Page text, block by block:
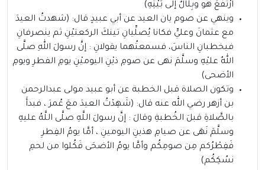
ارْتَفَعَ هو وبِلَالٌ إلى بَيْتِهِ)
وينهي عن صوم يان العيد عن أبي عبيدٍ قال: (شهدتُ العيدَ
مع عثمانَ وعليٍّ فكانا يُصلِّيانِ تينكَ الركعتيْنِ ثم ينصرفانِ
فيخطبانِ الناسَ، فسمعتُهما يقولانِ : إنَّ رسولَ اللهِ صلَّى
اللهُ عليْهِ وسلَّمَ نهى عن صومِ ذيْنِ اليوميْنِ يومِ الفطرِ ويومِ
الأضحى)
وتكون الصلاة قبل الخطبة عن أبو عبيد مولى عبدالرحمن
بن أزهر رضي الله عنه قال: (شَهِدْتُ العيدَ معَ عُمرَ ، فبدأَ
بالصَّلاةِ قبلَ الخُطبةِ وقالَ : إنَّ رسولَ اللَّهِ صلَّى اللَّهُ عليهِ
وسلَّمَ نَهَى عن صيامِ هذينِ اليومينِ ، أمَّا يومُ الفِطرِ
فَفِطْرُكم مِن صومِكُم وأمَّا يومُ الأضحَى فَكُلوا من لحمِ
نسُكِكُم)